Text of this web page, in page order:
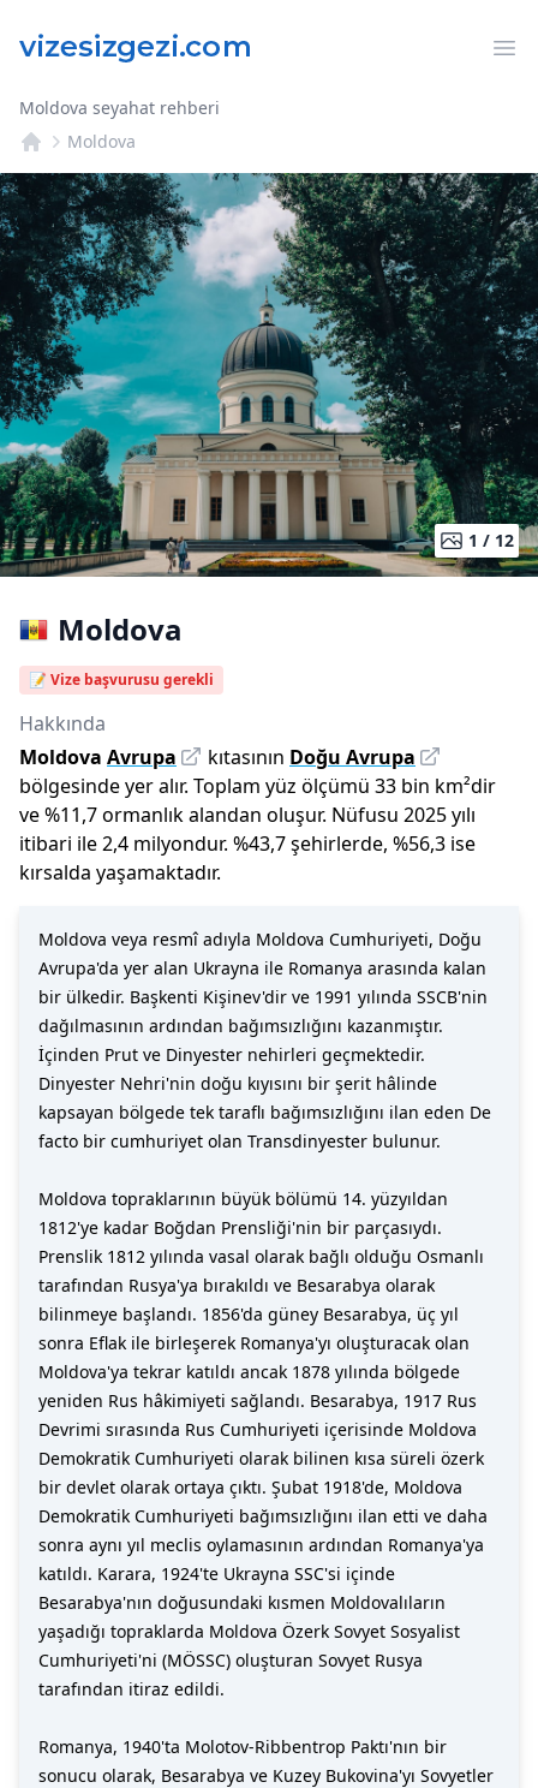
Moldova seyahat rehberi
Moldova
1 / 12
Moldova
📝 Vize başvurusu gerekli
Hakkında
Moldova Avrupa kıtasının Doğu Avrupa
bölgesinde yer alır. Toplam yüz ölçümü 33 bin km²dir
ve%11,7ormanlık alandan oluşur. Nüfusu 2025yılı
itibari ile2,4 milyondur. %43,7şehirlerde, %56,3 ise
kırsalda yaşamaktadır.
Moldova veya resmî adıyla Moldova Cumhuriyeti, Doğu
Avrupa'da yer alan Ukrayna ile Romanya arasında kalan
bir ülkedir. Başkenti Kişinev'dir ve 1991 yılında SSCB'nin
dağılmasının ardından bağımsızlığını kazanmıştır.
İçinden Prut ve Dinyester nehirleri geçmektedir.
Dinyester Nehri'nin doğu kıyısını bir şerit hâlinde
kapsayan bölgede tek taraflı bağımsızlığını ilan eden De
facto bir cumhuriyet olan Transdinyester bulunur.
Moldova topraklarının büyük bölümü 14. yüzyıldan
1812'ye kadar Boğdan Prensliği'nin bir parçasıydı.
Prenslik 1812 yılında vasal olarak bağlı olduğu Osmanlı
tarafından Rusya'ya bırakıldı ve Besarabya olarak
bilinmeye başlandı. 1856'da güney Besarabya, üç yıl
sonra Eflak ile birleşerek Romanya'yı oluşturacak olan
Moldova'ya tekrar katıldı ancak 1878 yılında bölgede
yeniden Rus hâkimiyeti sağlandı. Besarabya, 1917 Rus
Devrimi sırasında Rus Cumhuriyeti içerisinde Moldova
Demokratik Cumhuriyeti olarak bilinen kısa süreli özerk
bir devlet olarak ortaya çıktı. Şubat 1918'de, Moldova
Demokratik Cumhuriyeti bağımsızlığını ilan etti ve daha
sonra aynı yıl meclis oylamasının ardından Romanya'ya
katıldı. Karara, 1924'te Ukrayna SSC'si içinde
Besarabya'nın doğusundaki kısmen Moldovalıların
yaşadığı topraklarda Moldova Özerk Sovyet Sosyalist
Cumhuriyeti'ni (MÖSSC) oluşturan Sovyet Rusya
tarafından itiraz edildi.
Romanya, 1940'ta Molotov-Ribbentrop Paktı'nın bir
sonucu olarak, Besarabya ve Kuzey Bukovina'yı Sovyetler